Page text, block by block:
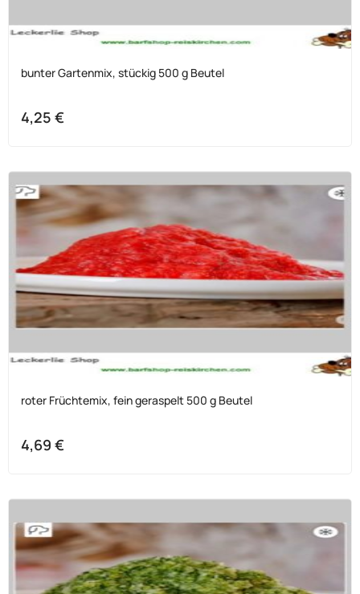
bunter Gartenmix, stückig 500 g Beutel
4,25 €
roter Früchtemix, fein geraspelt 500 g Beutel
4,69 €